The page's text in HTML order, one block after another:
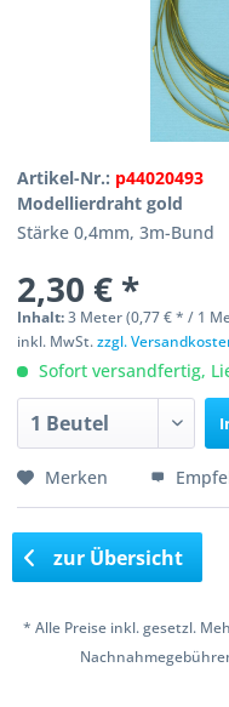
Artikel-Nr.: p44020493
Modellierdraht gold
Stärke 0,4mm, 3m-Bund
2,30 € *
Inhalt:3 Meter (0,77 € * / 1
inkl. MwSt.zzgl.
Sofort versandfertig,
Merken
zur Übersicht
* Alle Preise inkl. gesetzl.